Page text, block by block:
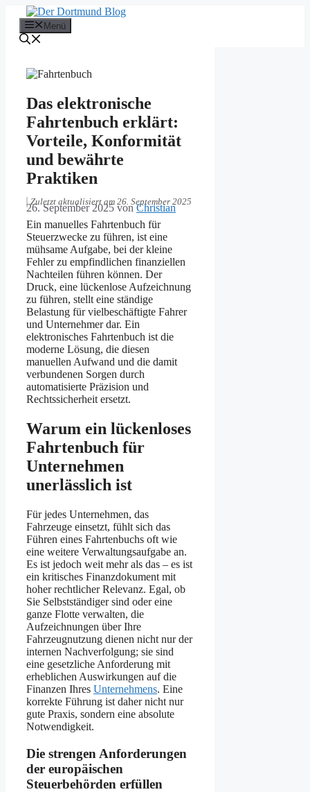
Inhalt
springen
Menü
Das elektronische
Fahrtenbuch erklärt:
Vorteile, Konformität
und bewährte
Praktiken
26. September 2025 vonChristian
Zuletzt aktualisiert am 26. September 2025
Ein manuelles Fahrtenbuch für
Steuerzwecke zu führen, ist eine
mühsame Aufgabe, bei der kleine
Fehler zu empfindlichen finanziellen
Nachteilen führen können. Der
Druck, eine lückenlose Aufzeichnung
zu führen, stellt eine ständige
Belastung für vielbeschäftigte Fahrer
und Unternehmer dar. Ein
elektronisches Fahrtenbuch ist die
moderne Lösung, die diesen
manuellen Aufwand und die damit
verbundenen Sorgen durch
automatisierte Präzision und
Rechtssicherheit ersetzt.
Warum ein lückenloses
Fahrtenbuch für
Unternehmen
unerlässlich ist
Für jedes Unternehmen, das
Fahrzeuge einsetzt, fühlt sich das
Führen eines Fahrtenbuchs oft wie
eine weitere Verwaltungsaufgabe an.
Es ist jedoch weit mehr als das – es ist
ein kritisches Finanzdokument mit
hoher rechtlicher Relevanz. Egal, ob
Sie Selbstständiger sind oder eine
ganze Flotte verwalten, die
Aufzeichnungen über Ihre
Fahrzeugnutzung dienen nicht nur der
internen Nachverfolgung; sie sind
eine gesetzliche Anforderung mit
erheblichen Auswirkungen auf die
Finanzen Ihres Unternehmens. Eine
korrekte Führung ist daher nicht nur
gute Praxis, sondern eine absolute
Notwendigkeit.
Die strengen Anforderungen
der europäischen
Steuerbehörden erfüllen